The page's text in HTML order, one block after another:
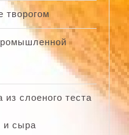
творогом
слоеного теста
и сыра